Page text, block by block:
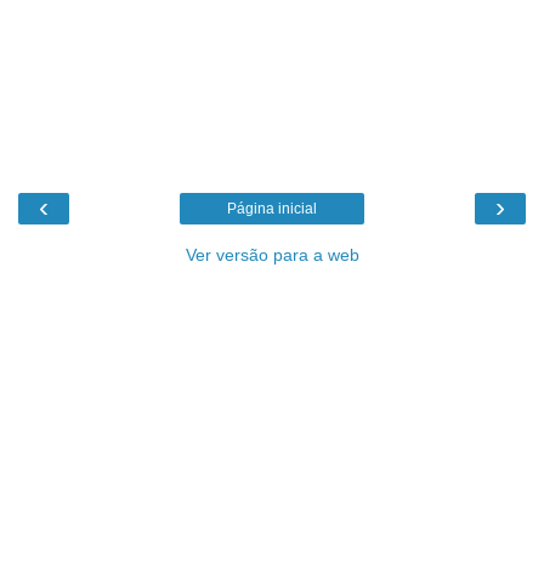
‹ ›
Página inicial
Ver versão para a web